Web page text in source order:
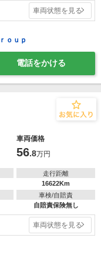
車両状態を見る
ｏｕｐ
電話をかける
車両価格
56.8万円
走行距離
16622Km
車検/自賠責
自賠責保険無し
車両状態を見る